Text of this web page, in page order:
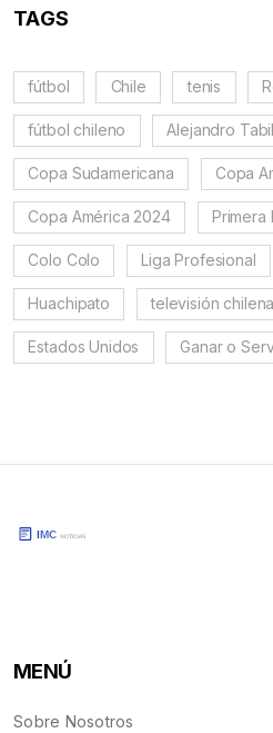
TAGS
fútbol Chile tenis
fútbol chileno Alejandro
Copa Sudamericana Copa
Copa América 2024 Primera
Colo Colo Liga Profesional
Huachipato televisión chilena
Estados Unidos Ganar o
MENÚ
Sobre Nosotros